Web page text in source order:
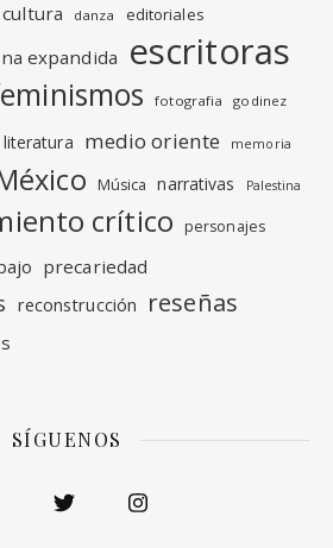
cultura danza editoriales
expandida escritoras
fotografia godinez
literatura medio oriente memoria
Música narrativas Palestina
crítico personajes
precariedad
reconstrucción reseñas
SÍGUENOS